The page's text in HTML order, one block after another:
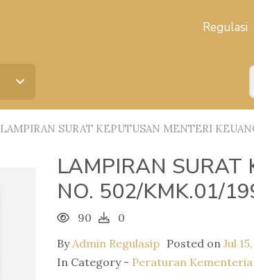
Regulasi
LAMPIRAN SURAT KEPUTUSAN MENTERI
LAMPIRAN SURAT
NO. 502/KMK.01/
90
0
ByAdmin Regulasip Posted on Jul
In Category - Peraturan